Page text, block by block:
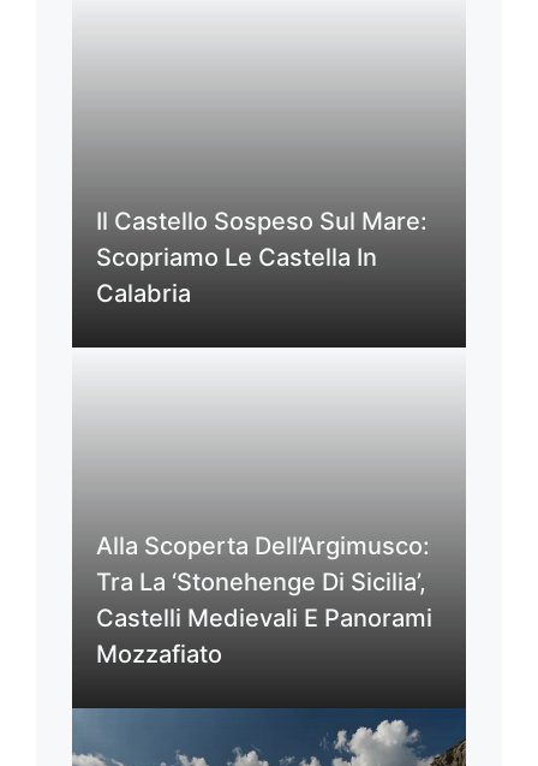
Il Castello Sospeso Sul Mare:
Scopriamo Le Castella In
Calabria
Alla Scoperta Dell’Argimusco:
Tra La ‘Stonehenge Di Sicilia’,
Castelli Medievali E Panorami
Mozzafiato